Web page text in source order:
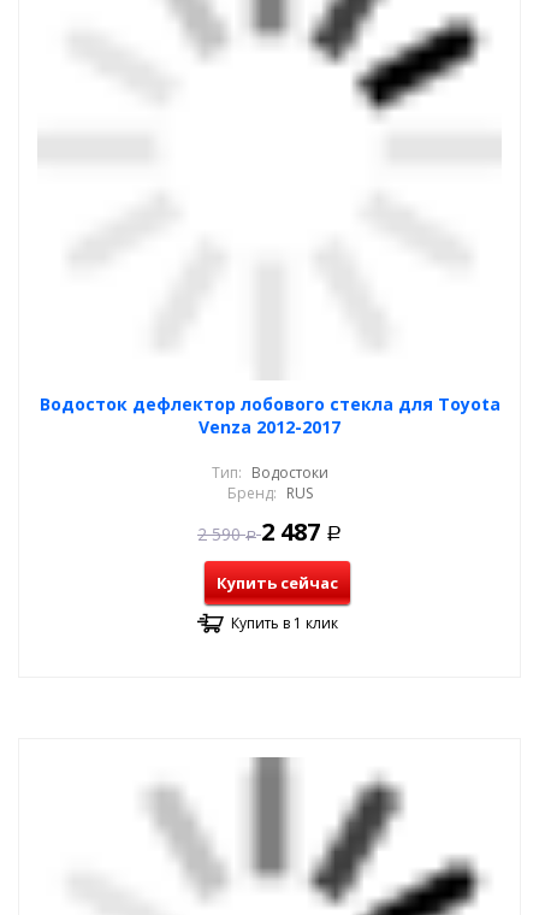
Водосток дефлектор лобового стекла для Toyota
Venza 2012-2017
Тип: Водостоки
Бренд: RUS
2 590 Р 2 487 Р
Купить сейчас
Купить в 1 клик